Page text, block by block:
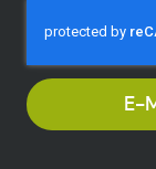
E-